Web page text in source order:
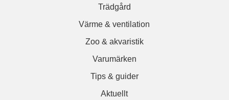
Trädgård
Värme & ventilation
Zoo & akvaristik
Varumärken
Tips & guider
Aktuellt